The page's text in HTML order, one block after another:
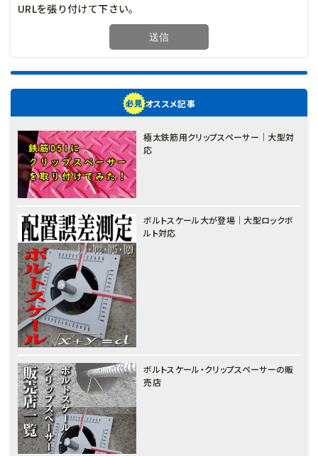
URLを張り付けて下さい。
オススメ記事
極太鉄筋用クリップスペーサー｜大型対
応
ボルトスケール大が登場｜大型ロックボ
ルト対応
ボルトスケール・クリップスペーサーの販
売店